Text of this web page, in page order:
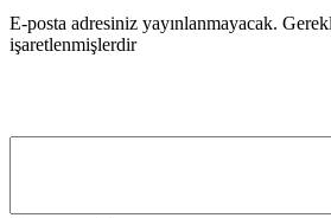
E-posta adresiniz yayınlanmayacak.
işaretlenmişlerdir